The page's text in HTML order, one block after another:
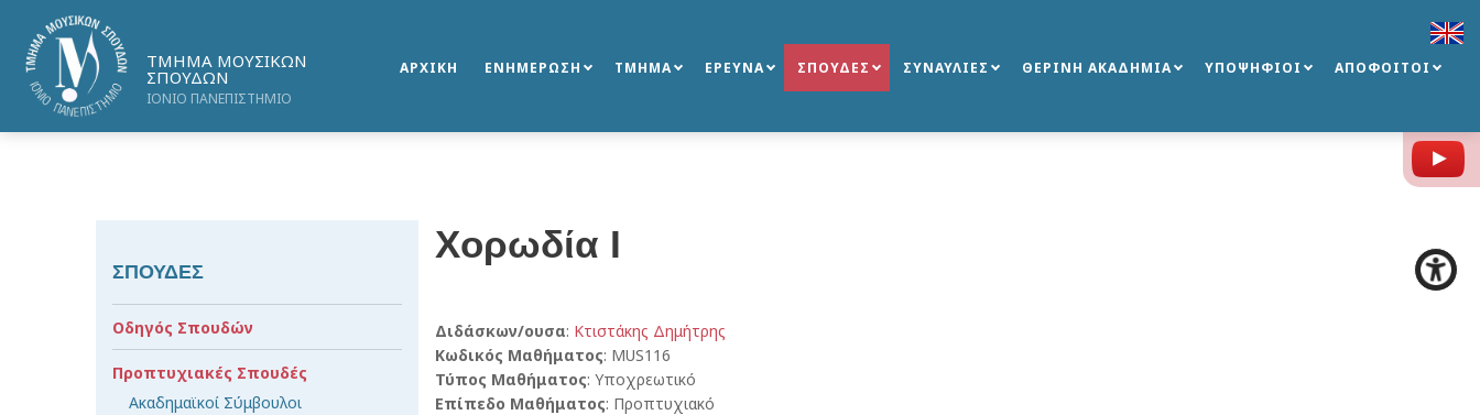
ΤΜΗΜΑ ΜΟΥΣΙΚΩΝ
ΣΠΟΥΔΩΝ
ΙΟΝΙΟ ΠΑΝΕΠΙΣΤΗΜΙΟ
ΑΡΧΙΚΗ ΕΝΗΜΕΡΩΣΗ ΤΜΗΜΑ ΕΡΕΥΝΑ ΣΠΟΥΔΕΣ ΣΥΝΑΥΛΙΕΣ ΘΕΡΙΝΗ ΑΚΑΔΗΜΙΑ ΥΠΟΨΗΦΙΟΙ ΑΠΟΦΟΙΤΟΙ
Χορωδία Ι
Διδάσκων/ουσα: Κτιστάκης Δημήτρης
Κωδικός Μαθήματος: MUS116
Τύπος Μαθήματος: Υποχρεωτικό
Επίπεδο Μαθήματος: Προπτυχιακό
ΣΠΟΥΔΕΣ
Οδηγός Σπουδών
Προπτυχιακές Σπουδές
Ακαδημαϊκοί Σύμβουλοι